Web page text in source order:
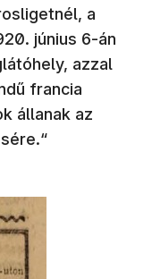
a
június 6-án
azzal
francia
állanak az